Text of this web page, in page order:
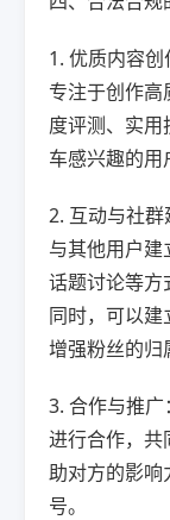
1. 优质内容
专注于创作
度评测、实
车感兴趣的用
2. 互动与社群
与其他用户
话题讨论等方
同时，可以建
增强粉丝的归
3. 合作与推
进行合作，共
助对方的影响
号。